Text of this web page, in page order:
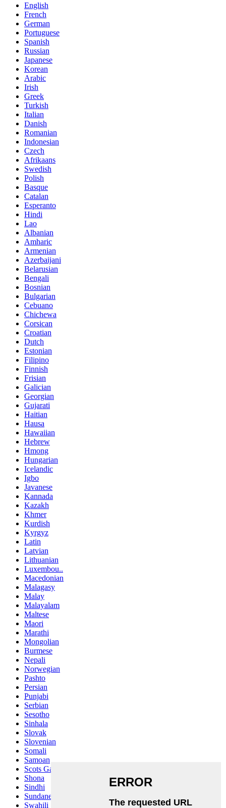
English
French
German
Portuguese
Spanish
Russian
Japanese
Korean
Arabic
Irish
Greek
Turkish
Italian
Danish
Romanian
Indonesian
Czech
Afrikaans
Swedish
Polish
Basque
Catalan
Esperanto
Hindi
Lao
Albanian
Amharic
Armenian
Azerbaijani
Belarusian
Bengali
Bosnian
Bulgarian
Cebuano
Chichewa
Corsican
Croatian
Dutch
Estonian
Filipino
Finnish
Frisian
Galician
Georgian
Gujarati
Haitian
Hausa
Hawaiian
Hebrew
Hmong
Hungarian
Icelandic
Igbo
Javanese
Kannada
Kazakh
Khmer
Kurdish
Kyrgyz
Latin
Latvian
Lithuanian
Luxembou..
Macedonian
Malagasy
Malay
Malayalam
Maltese
Maori
Marathi
Mongolian
Burmese
Nepali
Norwegian
Pashto
Persian
Punjabi
Serbian
Sesotho
Sinhala
Slovak
Slovenian
Somali
Samoan
Scots Gaelic
Shona
Sindhi
Sundanese
Swahili